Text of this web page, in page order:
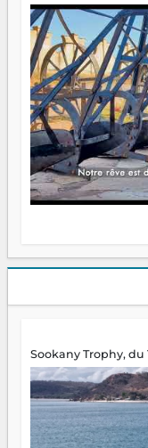
Sookany Trophy, du